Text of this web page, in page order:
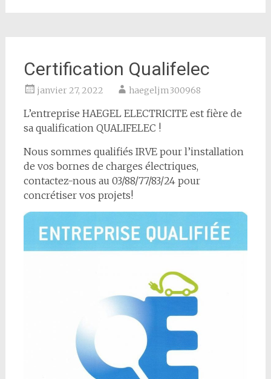
Certification Qualifelec
janvier 27, 2022 haegeljm300968
L’entreprise HAEGEL ELECTRICITE est fière de
sa qualification QUALIFELEC !
Nous sommes qualifiés IRVE pour l’installation
de vos bornes de charges électriques,
contactez-nous au 03/88/77/83/24 pour
concrétiser vos projets!